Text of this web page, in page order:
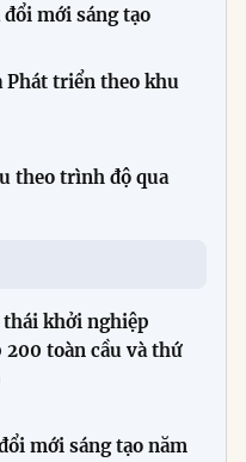
mới sáng tạo
Phát triển theo khu
theo trình độ qua
khởi nghiệp
toàn cầu và thứ
mới sáng tạo năm